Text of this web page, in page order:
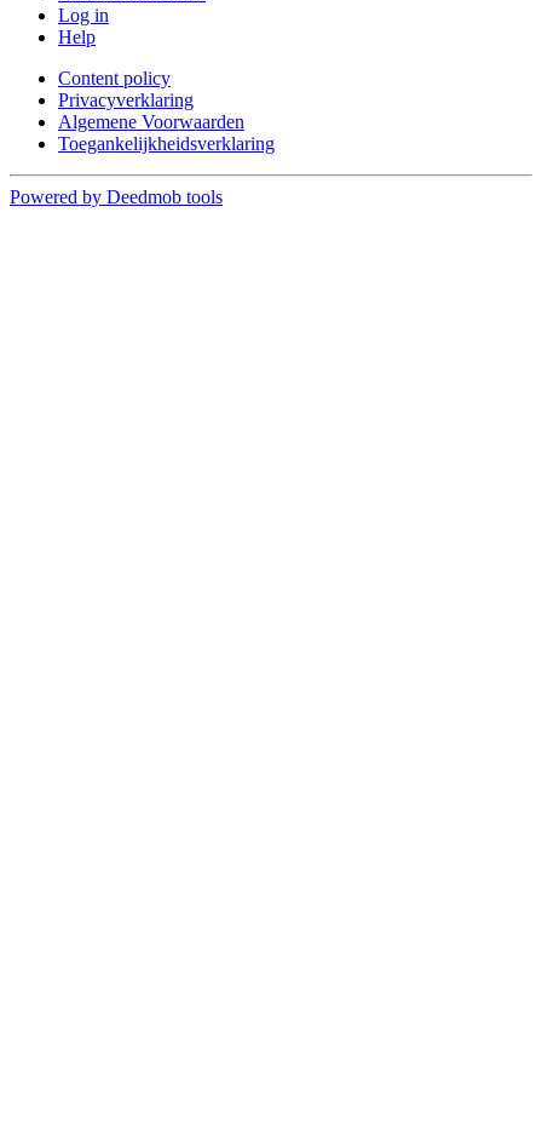
Log in
Help
Content policy
Privacyverklaring
Algemene Voorwaarden
Toegankelijkheidsverklaring
Powered by Deedmob tools